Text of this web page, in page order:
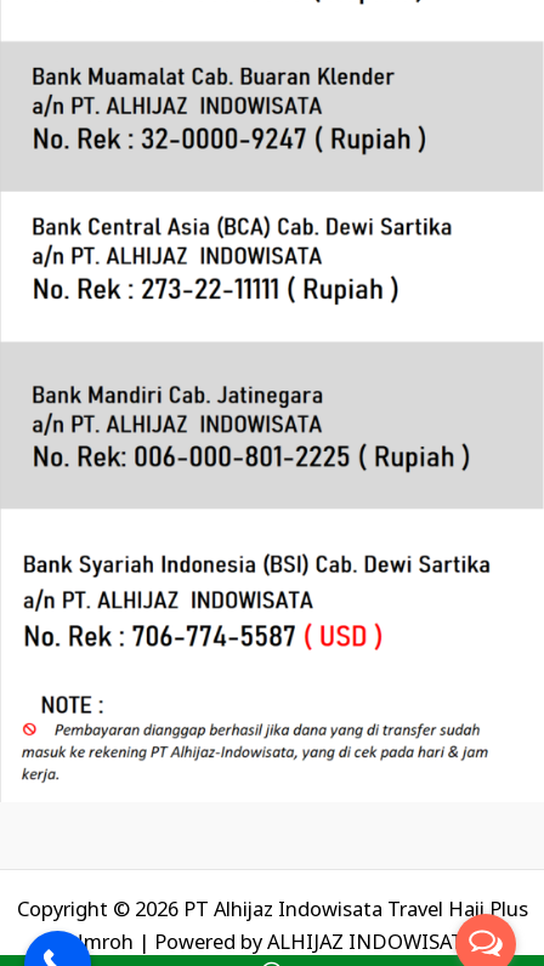
Copyright © 2026 PT Alhijaz Indowisata Travel Haji Plus
Umroh | Powered byALHIJAZ INDOWISATA